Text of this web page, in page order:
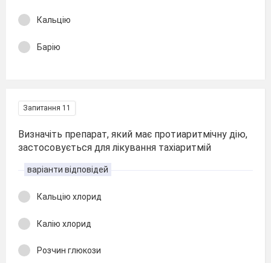
Кальцію
Барію
Запитання 11
Визначіть препарат, який має протиаритмічну дію,
застосовується для лікування тахіаритмій
варіанти відповідей
Кальцію хлорид
Калію хлорид
Розчин глюкози